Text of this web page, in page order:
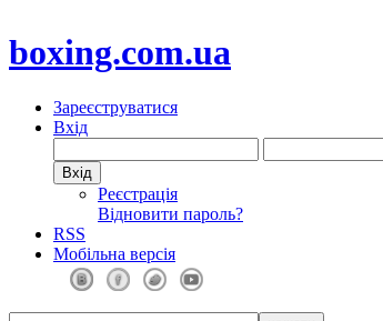
boxing.com.ua
Зареєструватися
Вхід
Реєстрація
Відновити пароль?
RSS
Мобільна версія